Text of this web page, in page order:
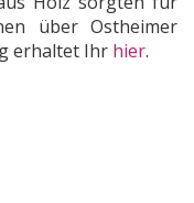
über Ostheimer
erhaltet Ihr hier.